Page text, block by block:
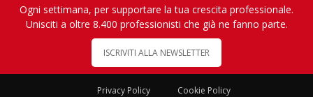
Ogni settimana, per supportare la tua crescita professionale.
Unisciti a oltre 8.400 professionisti che già ne fanno parte.
ISCRIVITI ALLA NEWSLETTER
Privacy Policy Cookie Policy